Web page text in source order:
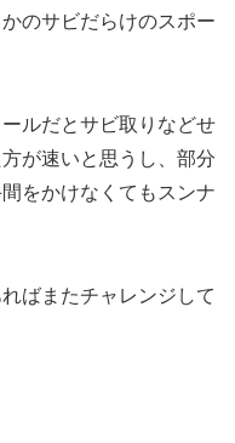
のサビだらけのスポー
ルだとサビ取りなどせ
が速いと思うし、部分
をかけなくてもスンナ
ばまたチャレンジして